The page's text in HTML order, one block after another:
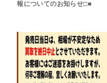
報についてのお知らせ□■